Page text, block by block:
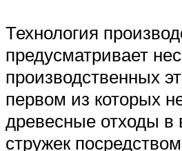
Технология
предусматривает
производственных
первом из которых
древесные отходы в
стружек